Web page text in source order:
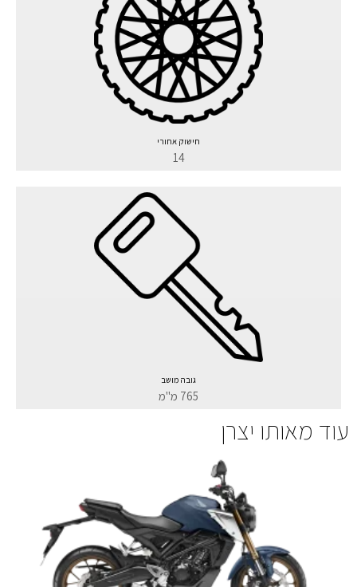
חישוק אחורי
14
גובה מושב
765 מ"מ
עוד מאותו יצרן